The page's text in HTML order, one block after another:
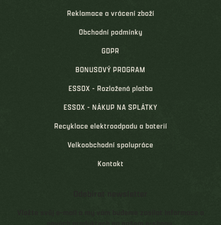
Reklamace a vrácení zboží
Obchodní podmínky
GDPR
BONUSOVÝ PROGRAM
ESSOX - Rozložená platba
ESSOX - NÁKUP NA SPLÁTKY
Recyklace elektroodpadu a baterií
Velkoobchodní spolupráce
Kontakt